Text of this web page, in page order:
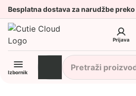
Besplatna dostava za narudžbe
Prijava
Izbornik